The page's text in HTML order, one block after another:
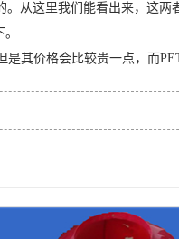
从这里我们能看出来，这
价格会比较贵一点，而